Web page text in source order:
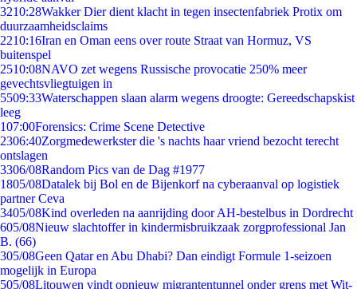
3210:28Wakker Dier dient klacht in tegen insectenfabriek Protix om
duurzaamheidsclaims
2210:16Iran en Oman eens over route Straat van Hormuz, VS
buitenspel
2510:08NAVO zet wegens Russische provocatie 250% meer
gevechtsvliegtuigen in
5509:33Waterschappen slaan alarm wegens droogte: Gereedschapskist
leeg
107:00Forensics: Crime Scene Detective
2306:40Zorgmedewerkster die 's nachts haar vriend bezocht terecht
ontslagen
3306/08Random Pics van de Dag #1977
1805/08Datalek bij Bol en de Bijenkorf na cyberaanval op logistiek
partner Ceva
3405/08Kind overleden na aanrijding door AH-bestelbus in Dordrecht
605/08Nieuw slachtoffer in kindermisbruikzaak zorgprofessional Jan
B. (66)
305/08Geen Qatar en Abu Dhabi? Dan eindigt Formule 1-seizoen
mogelijk in Europa
505/08Litouwen vindt opnieuw migrantentunnel onder grens met Wit-